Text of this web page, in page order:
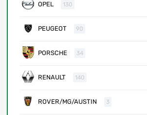
OPEL 130
PEUGEOT 90
PORSCHE 34
RENAULT 140
ROVER/MG/AUSTIN 3